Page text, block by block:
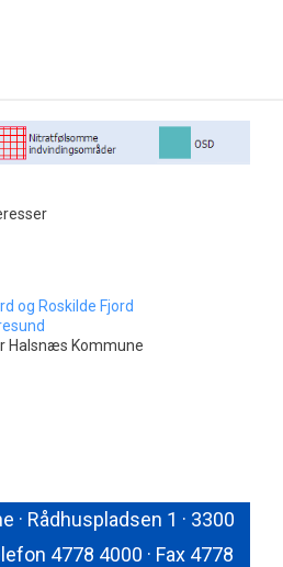
og Roskilde Fjord
Halsnæs Kommune
Rådhuspladsen 1 · 3300
4778 4000 · Fax 4778